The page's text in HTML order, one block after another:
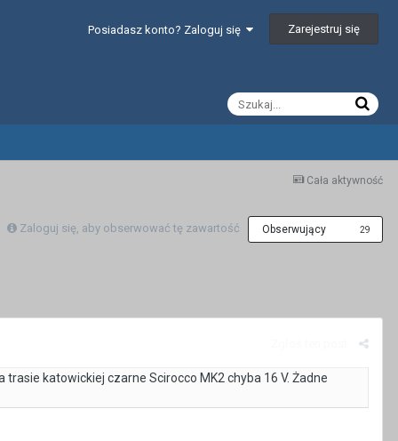
Posiadasz konto? Zaloguj się Zarejestruj się
Cała aktywność
Zaloguj się, aby obserwować tę zawartość Obserwujący 29
trasie katowickiej czarne Scirocco MK2 chyba 16 V. Żadne